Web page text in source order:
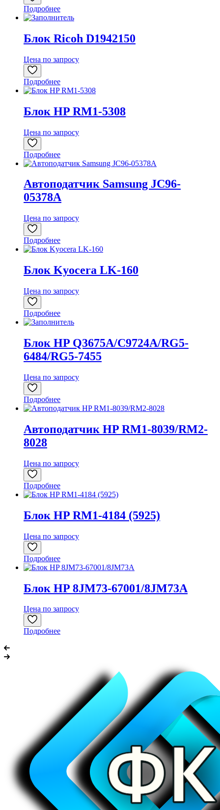
Подробнее
Блок Ricoh D1942150
Цена по запросу
Подробнее
Блок HP RM1-5308
Цена по запросу
Подробнее
Автоподатчик Samsung JC96-
05378A
Цена по запросу
Подробнее
Блок Kyocera LK-160
Цена по запросу
Подробнее
Блок HP Q3675A/C9724A/RG5-
6484/RG5-7455
Цена по запросу
Подробнее
Автоподатчик HP RM1-8039/RM2-
8028
Цена по запросу
Подробнее
Блок HP RM1-4184 (5925)
Цена по запросу
Подробнее
Блок HP 8JM73-67001/8JM73A
Цена по запросу
Подробнее